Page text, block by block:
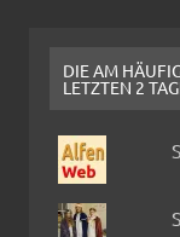
DIE AM
LETZTEN 2